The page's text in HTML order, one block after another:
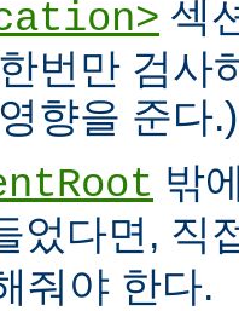
섹
번만 검사
향을 준다.)
밖
었다면, 직
줘야 한다.